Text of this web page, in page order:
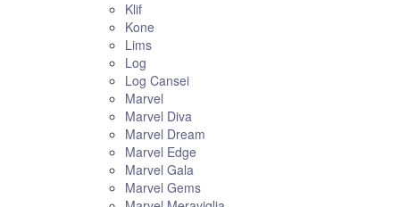
Klif
Kone
Lims
Log
Log Cansei
Marvel
Marvel Diva
Marvel Dream
Marvel Edge
Marvel Gala
Marvel Gems